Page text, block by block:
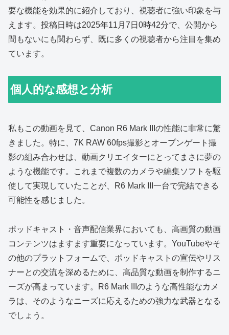
要な機能を効果的に紹介しており、視聴者に強い印象を与
えます。投稿日時は2025年11月7日0時42分で、公開から
間もないにも関わらず、既に多くの視聴者から注目を集め
ています。
個人的な感想と分析
私もこの動画を見て、Canon R6 Mark IIIの性能に非常に驚
きました。特に、7K RAW 60fps撮影とオープンゲート撮
影の組み合わせは、動画クリエイターにとってまさに夢の
ような機能です。これまで複数のカメラや編集ソフトを駆
使して実現していたことが、R6 Mark III一台で完結できる
可能性を感じました。
ポッドキャスト・音声配信業界においても、高画質の動画
コンテンツはますます重要になっています。YouTubeやそ
の他のプラットフォームで、ポッドキャストの宣伝やリス
ナーとの交流を深めるために、高品質な動画を制作するニ
ーズが高まっています。R6 Mark IIIのような高性能なカメ
ラは、そのようなニーズに応えるための強力な武器となる
でしょう。